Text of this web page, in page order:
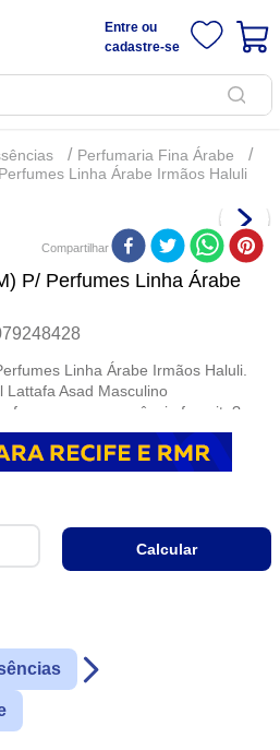
Entre ou
cadastre-se
Perfumaria Fina Árabe
Linha Árabe Irmãos Haluli
Compartilhar
P/ Perfumes Linha Árabe
Linha Árabe Irmãos Haluli.
Lattafa Asad Masculino
com sua essência favorita?
as essências da linha árabe
fina.
única e envolvente que reflete
por suas notas exóticas e
picantes, flores exuberantes